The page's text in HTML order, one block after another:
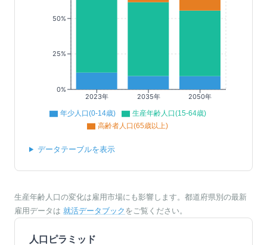
2023年 2035年 2050年
0%
25%
50%
年少人口(0-14歳)
生産年齢人口(15-64歳)
高齢者人口(65歳以上)
データテーブルを表示
生産年齢人口の変化は雇用市場にも影響します。都道府県別の最新
雇用データは 就活データブック をご覧ください。
人口ピラミッド